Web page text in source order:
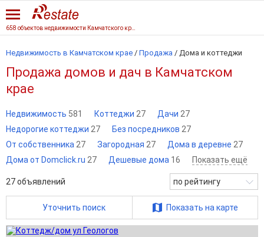
Недвижимость в Камчатском крае / Продажа / Дома и коттеджи
Продажа домов и дач в Камчатском
крае
Недвижимость 581 Коттеджи 27 Дачи 27
Недорогие коттеджи 27 Без посредников 27
От собственника 27 Загородная 27 Дома в деревне 27
Дома от Domclick.ru 27 Дешевые дома 16 Показать ещё
27объявлений по рейтингу
Уточнить поиск Показать на карте